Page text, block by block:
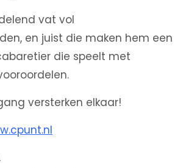
vat vol
en juist die maken hem een
die speelt met
versterken elkaar!